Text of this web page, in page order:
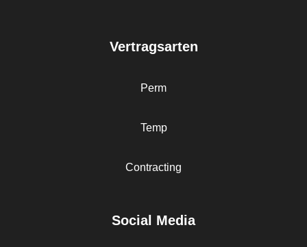
Vertragsarten
Perm
Temp
Contracting
Social Media